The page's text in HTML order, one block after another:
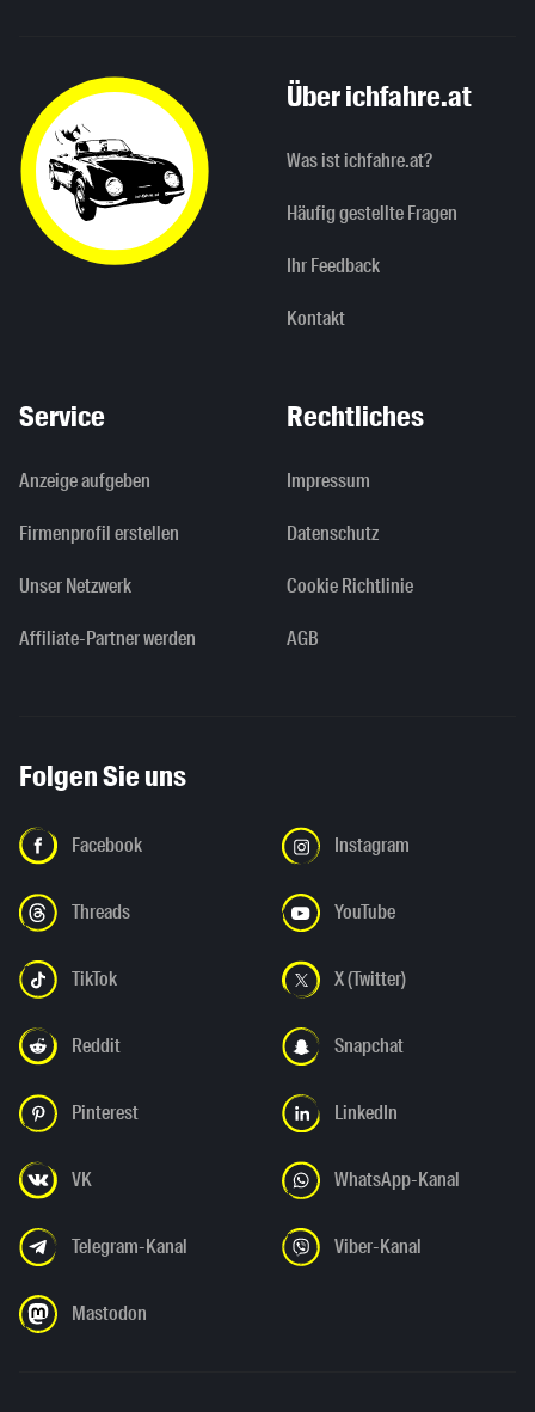
Über ichfahre.at
Was ist ichfahre.at?
Häufig gestellte Fragen
Ihr Feedback
Kontakt
Service
Anzeige aufgeben
Firmenprofil erstellen
Unser Netzwerk
Affiliate-Partner werden
Rechtliches
Impressum
Datenschutz
Cookie Richtlinie
AGB
Folgen Sie uns
Facebook Instagram
Threads YouTube
TikTok X (Twitter)
Reddit Snapchat
Pinterest LinkedIn
VK WhatsApp-Kanal
Telegram-Kanal Viber-Kanal
Mastodon